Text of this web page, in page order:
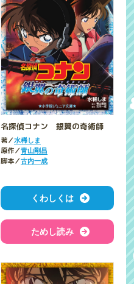
名探偵コナン 銀翼の奇術師
著／水稀しま
原作／青山剛昌
脚本／古内一成
くわしくは
ためし読み